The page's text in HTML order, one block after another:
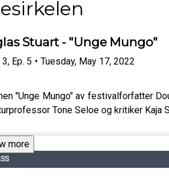
Stuart - "Unge Mungo"
3, Ep. 5 • Tuesday, May 17, 2022
"Unge Mungo" av festivalforfatter
Tone Seloe og kritiker Kaja
more